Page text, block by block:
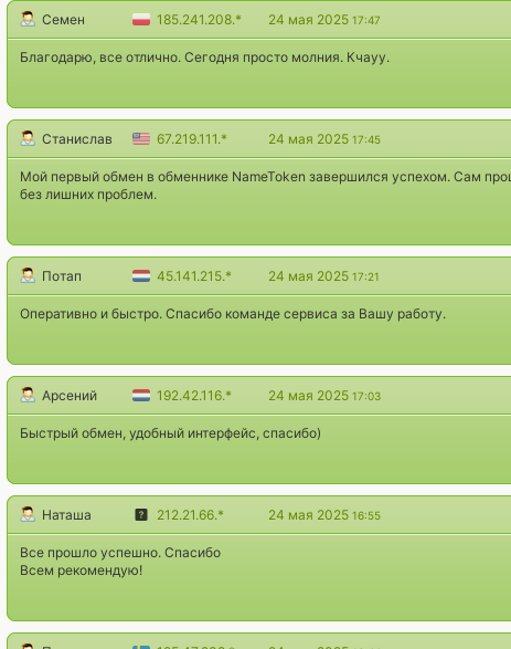
Семен 185.241.208.* 24 мая 2025 17:47
Благодарю, все отлично. Сегодня просто молния. Кчауу.
Станислав 67.219.111.* 24 мая 2025 17:45
Мой первый обмен в обменнике NameToken завершился успехом. Сам
без лишних проблем.
Потап 45.141.215.* 24 мая 2025 17:21
Оперативно и быстро. Спасибо команде сервиса за Вашу работу.
Арсений 192.42.116.* 24 мая 2025 17:03
Быстрый обмен, удобный интерфейс, спасибо)
Наташа 212.21.66.* 24 мая 2025 16:55
Все прошло успешно. Спасибо
Всем рекомендую!